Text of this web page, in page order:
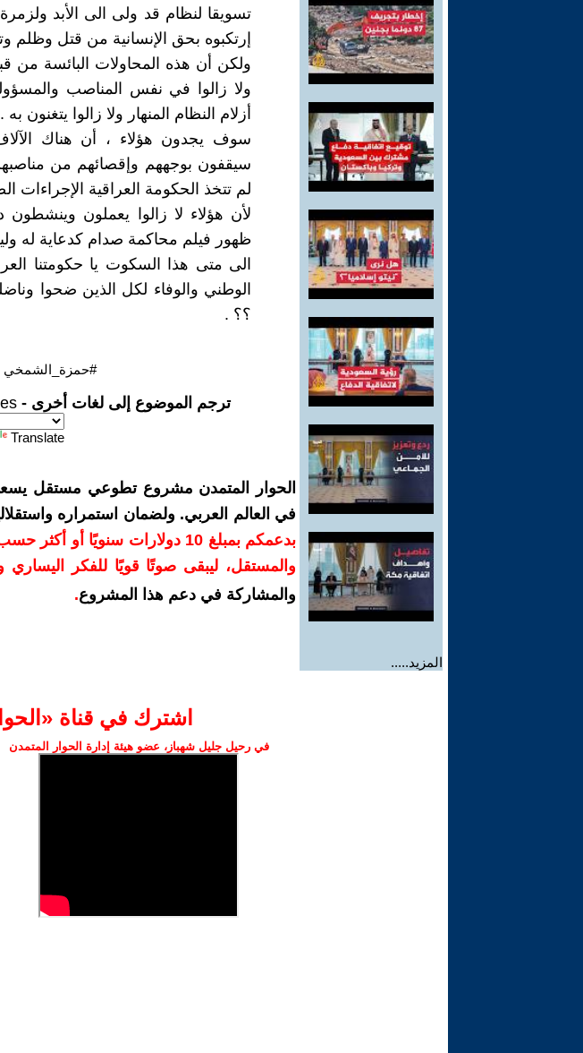
المزيد.....
تسويقا لنظام قد ولى الى الأبد
إرتكبوه بحق الإنسانية من قتل وظلم
ولكن أن هذه المحاولات البائسة من
ولا زالوا في نفس المناصب
أزلام النظام المنهار ولا زالوا يتغنون به .
سوف يجدون هؤلاء ، أن هناك
سيقفون بوجههم وإقصائهم من مناصبهم
لم تتخذ الحكومة العراقية الإجراءات
لأن هؤلاء لا زالوا يعملون
ظهور فيلم محاكمة صدام كدعاية له
الى متى هذا السكوت يا حكومتنا
الوطني والوفاء لكل الذين ضحوا
؟؟ .
#حمزة_الشمخي
ترجم الموضوع إلى لغات أخرى -
Translate
الحوار المتمدن مشروع تطوعي مستقل يسعى
في العالم العربي. ولضمان استمراره
بدعمكم بمبلغ 10 دولارات سنويًا
والمستقل، ليبقى صوتًا قويًا للفكر اليساري
والمشاركة في دعم هذا المشروع.
اشترك في قناة
في رحيل جليل شهباز، عضو هيئة إدارة الحوار المتمدن